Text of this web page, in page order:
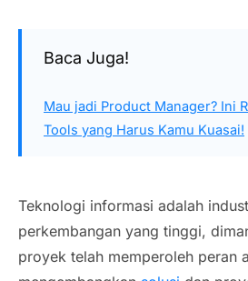
Baca Juga!
Mau jadi Product Manager? Ini
Tools yang Harus Kamu Kuasai!
Teknologi informasi adalah
perkembangan yang tinggi,
proyek telah memperoleh peran